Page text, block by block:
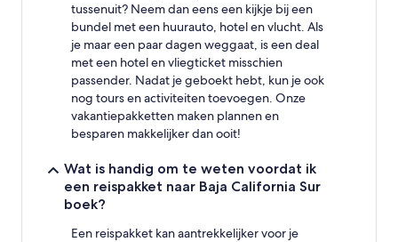
tussenuit? Neem dan eens een kijkje bij een
bundel met een huurauto, hotel en vlucht. Als
je maar een paar dagen weggaat, is een deal
met een hotel en vliegticket misschien
passender. Nadat je geboekt hebt, kun je ook
nog tours en activiteiten toevoegen. Onze
vakantiepakketten maken plannen en
besparen makkelijker dan ooit!
Wat is handig om te weten voordat ik
een reispakket naar Baja California Sur
boek?
Een reispakket kan aantrekkelijker voor je